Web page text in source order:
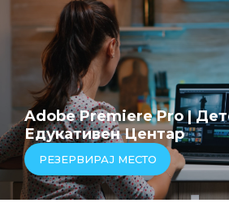
Adobe Premiere Pro |
Едукативен Центар
РЕЗЕРВИРАЈ МЕСТО